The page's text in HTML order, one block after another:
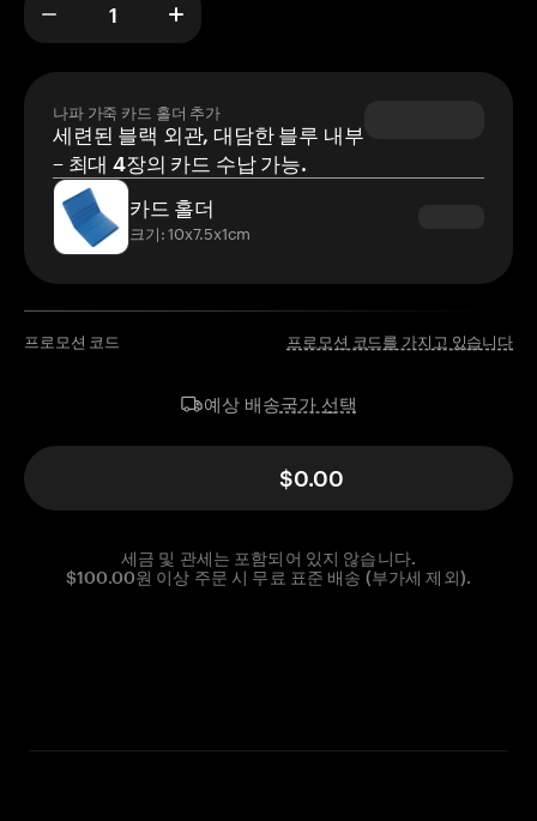
나파 가죽 카드 홀더 추가
세련된 블랙 외관, 대담한 블루 내부
– 최대 4장의 카드 수납 가능.
카드 홀더
크기: 10x7.5x1cm
프로모션 코드 프로모션 코드를 가지고 있습니다
예상 배송국가 선택
$0.00
세금 및 관세는 포함되어 있지 않습니다.
$100.00원 이상 주문 시 무료 표준 배송 (부가세 제외).